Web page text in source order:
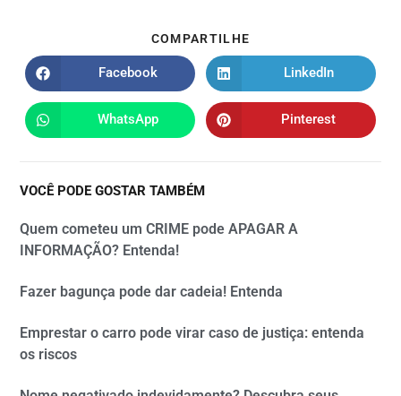
COMPARTILHE
Facebook LinkedIn
WhatsApp Pinterest
VOCÊ PODE GOSTAR TAMBÉM
Quem cometeu um CRIME pode APAGAR A
INFORMAÇÃO? Entenda!
Fazer bagunça pode dar cadeia! Entenda
Emprestar o carro pode virar caso de justiça: entenda
os riscos